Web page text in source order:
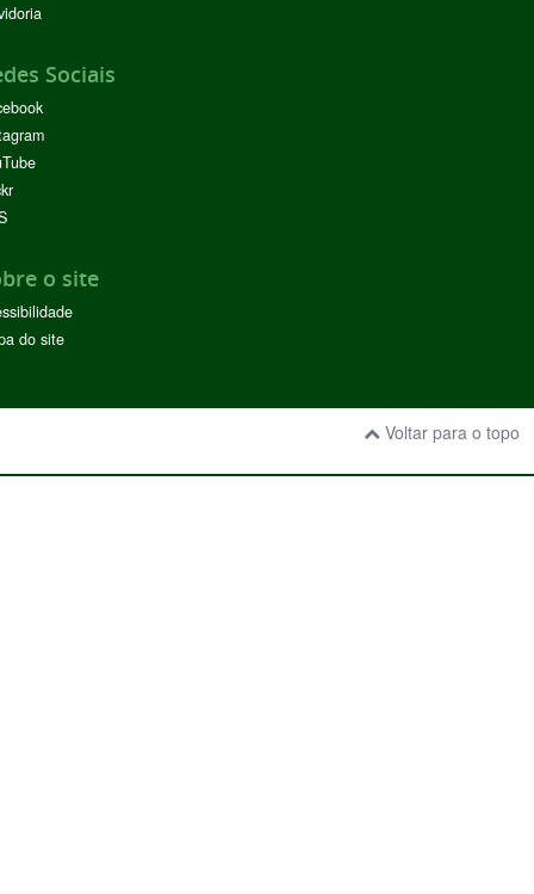
Sociais
o site
do site
Voltar para o topo